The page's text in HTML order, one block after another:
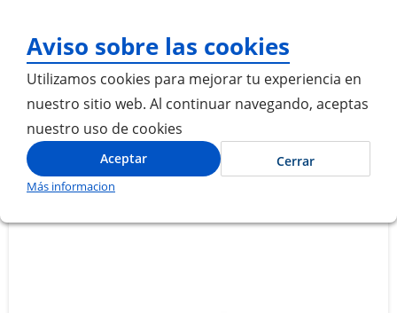
Aviso sobre las cookies
Utilizamos cookies para mejorar tu experiencia en
nuestro sitio web. Al continuar navegando, aceptas
nuestro uso de cookies
Aceptar Cerrar
Más informacion
Inicio BOMBA DE DIRECCION